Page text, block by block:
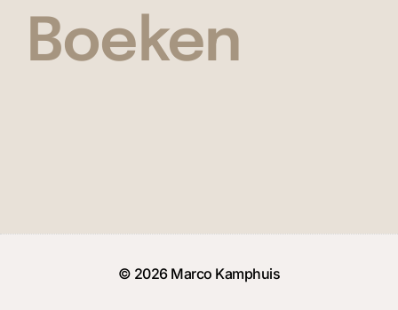
Boeken
© 2026 Marco Kamphuis